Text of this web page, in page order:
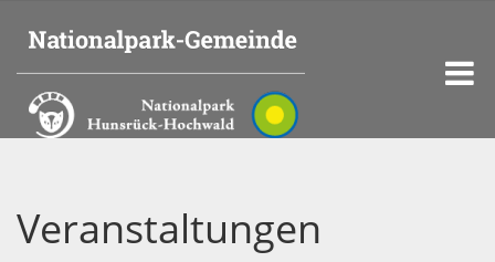
Veranstaltungen